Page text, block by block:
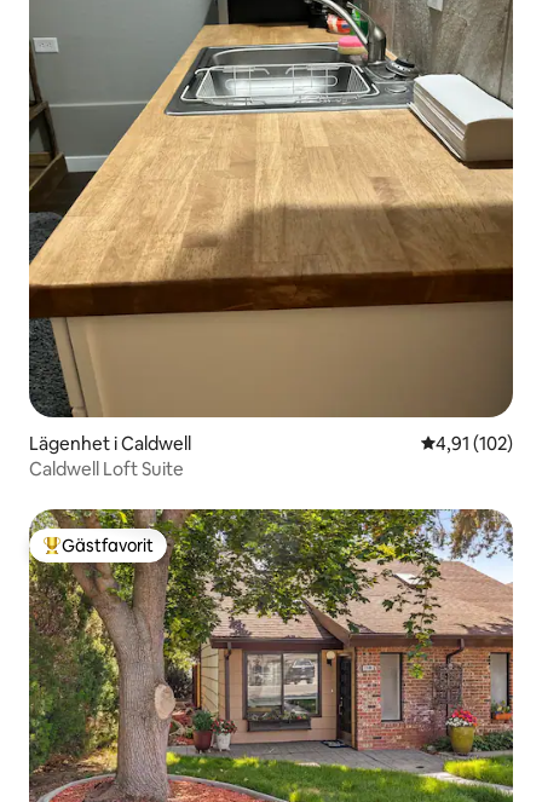
Lägenhet i Caldwell 4,91 av 5 i
4,91 (102)
Caldwell Loft Suite
Populär gästfavorit
Gästfavorit